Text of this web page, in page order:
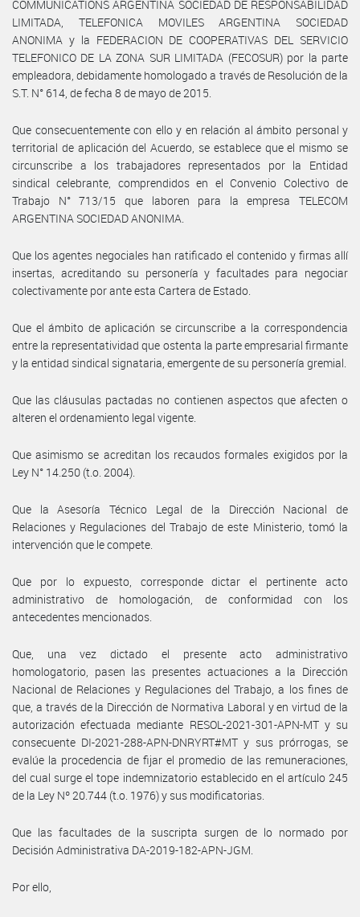
COMMUNICATIONS ARGENTINA SOCIEDAD DE RESPONSABILIDAD
LIMITADA, TELEFONICA MOVILES ARGENTINA SOCIEDAD
ANONIMA y la FEDERACION DE COOPERATIVAS DEL SERVICIO
TELEFONICO DE LA ZONA SUR LIMITADA (FECOSUR) por la parte
empleadora, debidamente homologado a través de Resolución de la
S.T. N° 614, de fecha 8 de mayo de 2015.
Que consecuentemente con ello y en relación al ámbito personal y
territorial de aplicación del Acuerdo, se establece que el mismo se
circunscribe a los trabajadores representados por la Entidad
sindical celebrante, comprendidos en el Convenio Colectivo de
Trabajo N° 713/15 que laboren para la empresa TELECOM
ARGENTINA SOCIEDAD ANONIMA.
Que los agentes negociales han ratificado el contenido y firmas allí
insertas, acreditando su personería y facultades para negociar
colectivamente por ante esta Cartera de Estado.
Que el ámbito de aplicación se circunscribe a la correspondencia
entre la representatividad que ostenta la parte empresarial firmante
y la entidad sindical signataria, emergente de su personería gremial.
Que las cláusulas pactadas no contienen aspectos que afecten o
alteren el ordenamiento legal vigente.
Que asimismo se acreditan los recaudos formales exigidos por la
Ley N° 14.250 (t.o. 2004).
Que la Asesoría Técnico Legal de la Dirección Nacional de
Relaciones y Regulaciones del Trabajo de este Ministerio, tomó la
intervención que le compete.
Que por lo expuesto, corresponde dictar el pertinente acto
administrativo de homologación, de conformidad con los
antecedentes mencionados.
Que, una vez dictado el presente acto administrativo
homologatorio, pasen las presentes actuaciones a la Dirección
Nacional de Relaciones y Regulaciones del Trabajo, a los fines de
que, a través de la Dirección de Normativa Laboral y en virtud de la
autorización efectuada mediante RESOL-2021-301-APN-MT y su
consecuente DI-2021-288-APN-DNRYRT#MT y sus prórrogas, se
evalúe la procedencia de fijar el promedio de las remuneraciones,
del cual surge el tope indemnizatorio establecido en el artículo 245
de la Ley Nº 20.744 (t.o. 1976) y sus modificatorias.
Que las facultades de la suscripta surgen de lo normado por
Decisión Administrativa DA-2019-182-APN-JGM.
Por ello,